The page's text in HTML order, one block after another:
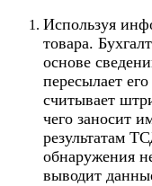
Используя
товара.
основе
пересылает
считывает
чего заносит
результатам
обнаружения
выводит